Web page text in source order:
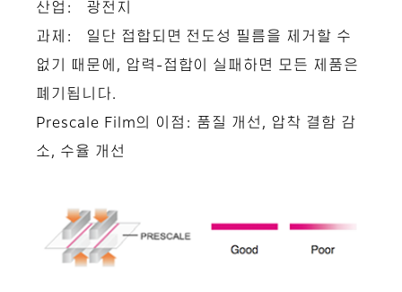
산업: 광전지
과제: 일단 접합되면 전도성 필름을 제거할 수
없기 때문에, 압력-접합이 실패하면 모든 제품은
폐기됩니다.
Prescale Film의 이점: 품질 개선, 압착 결함 감
소, 수율 개선